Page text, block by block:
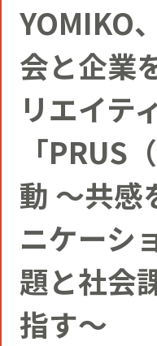
YOMIKOグルー
ス・バリューズ
コミュニティク
事例
コミュニティク
人
NEWS
ニュースリリース
お知らせ
博報堂ＤＹグル
SERVICE
CIVIC PRIDE®コ
インストアコンサ
デジタルコンサ
トップメッセージ
方針
COMPANY
社長メッセージ
RECRUIT
YOMIKO
会と企業
リエイテ
「PRUS
動 ～共感
ニケーシ
題と社会
指す～